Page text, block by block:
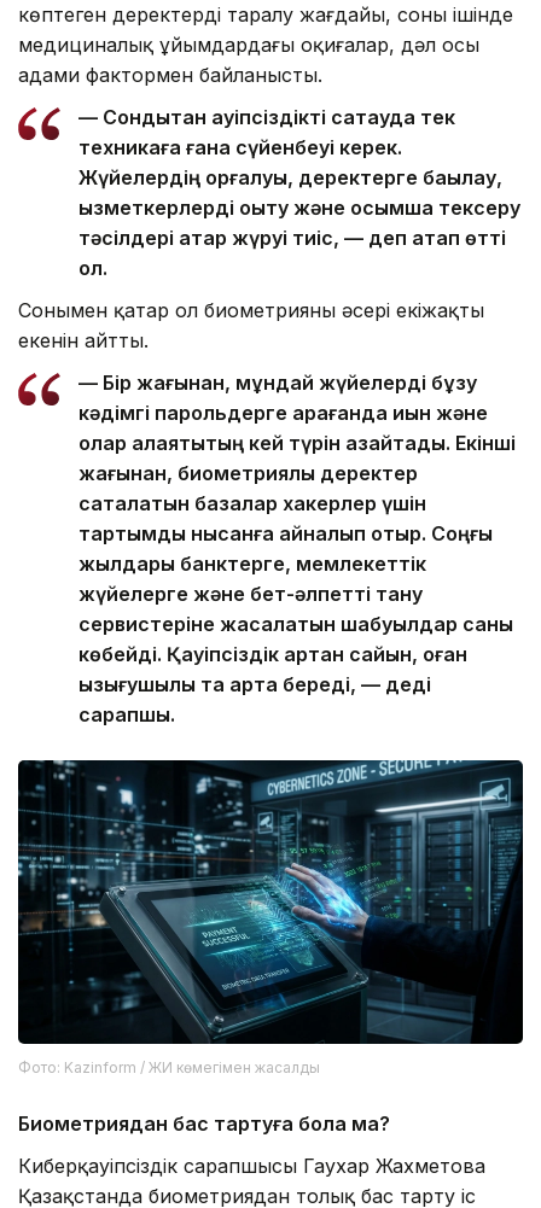
көптеген деректердің таралу жағдайы, соның ішінде
медициналық ұйымдардағы оқиғалар, дәл осы
адами фактормен байланысты.
— Сондықтан қауіпсіздікті сақтауда тек
техникаға ғана сүйенбеуі керек.
Жүйелердің қорғалуы, деректерге бақылау,
қызметкерлерді оқыту және қосымша тексеру
тәсілдері қатар жүруі тиіс, — деп атап өтті
ол.
Сонымен қатар ол биометрияның әсері екіжақты
екенін айтты.
— Бір жағынан, мұндай жүйелерді бұзу
кәдімгі парольдерге қарағанда қиын және
олар алаяқтықтың кей түрін азайтады. Екінші
жағынан, биометриялық деректер
сақталатын базалар хакерлер үшін
тартымды нысанға айналып отыр. Соңғы
жылдары банктерге, мемлекеттік
жүйелерге және бет-әлпетті тану
сервистеріне жасалатын шабуылдар саны
көбейді. Қауіпсіздік артқан сайын, оған
қызығушылық та арта береді, — деді
сарапшы.
Фото: Kazinform / ЖИ көмегімен жасалды
Биометриядан бас тартуға бола ма?
Киберқауіпсіздік сарапшысы Гаухар Жахметова
Қазақстанда биометриядан толық бас тарту іс